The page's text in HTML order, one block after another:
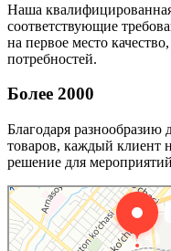
Наша
соответствующие
на первое место
потребностей.
Более 2000
Благодаря
товаров, каждый клиент
решение для